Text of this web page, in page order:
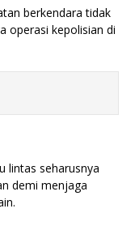
berkendara tidak
operasi kepolisian di
lintas seharusnya
demi menjaga